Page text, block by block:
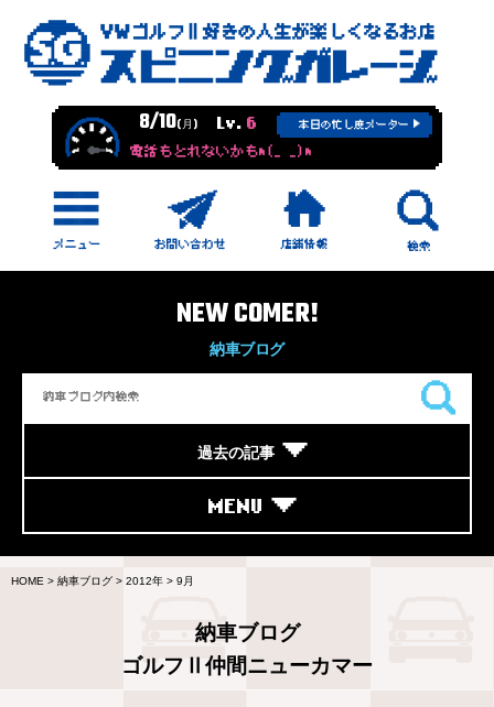
8/10(月) Lv. 6 本日の忙し度メーター
電話もとれないかもm(_ _)m
NEW COMER!
納車ブログ
過去の記事
MENU
HOME > 納車ブログ > 2012年 > 9月
納車ブログ
ゴルフⅡ仲間ニューカマー